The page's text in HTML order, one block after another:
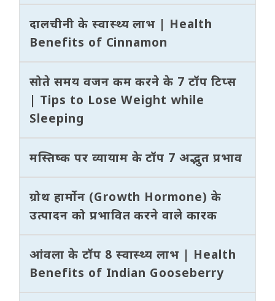
दालचीनी के स्वास्थ्य लाभ | Health
Benefits of Cinnamon
सोते समय वजन कम करने के 7 टॉप टिप्स
| Tips to Lose Weight while
Sleeping
मस्तिष्क पर व्यायाम के टॉप 7 अद्भुत प्रभाव
ग्रोथ हार्मोन (Growth Hormone) के
उत्पादन को प्रभावित करने वाले कारक
आंवला के टॉप 8 स्वास्थ्य लाभ | Health
Benefits of Indian Gooseberry